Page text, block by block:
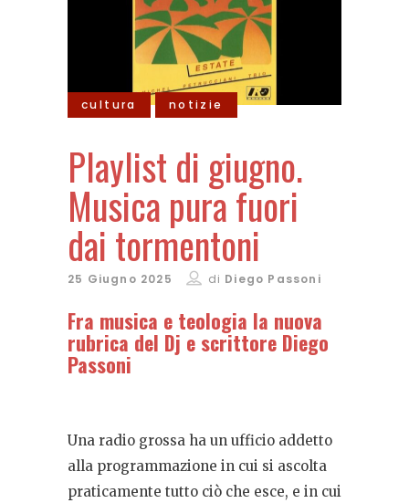
cultura notizie
Playlist di giugno.
Musica pura fuori
dai tormentoni
25 Giugno 2025 di Diego Passoni
Fra musica e teologia la nuova
rubrica del Dj e scrittore Diego
Passoni
Una radio grossa ha un ufficio addetto
alla programmazione in cui si ascolta
praticamente tutto ciò che esce, e in cui